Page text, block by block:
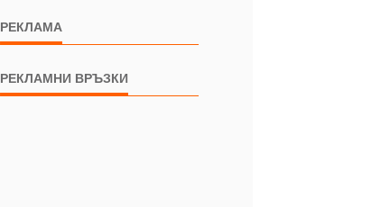
РЕКЛАМА
РЕКЛАМНИ ВРЪЗКИ